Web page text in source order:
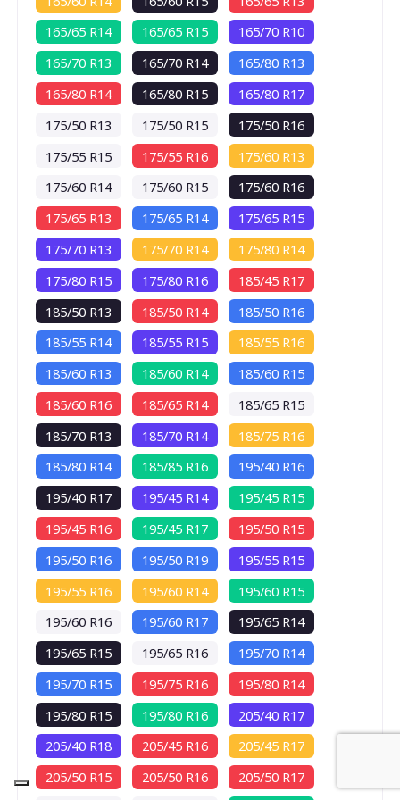
70db
B
C
69db
165/65 R14
165/65 R15
165/70 R10
165/70 R13
165/70 R14
165/80 R13
165/80 R14
165/80 R15
165/80 R17
175/50 R13
175/50 R15
175/50 R16
175/55 R15
175/55 R16
175/60 R13
175/60 R14
175/60 R15
175/60 R16
175/65 R13
175/65 R14
175/65 R15
175/70 R13
175/70 R14
175/80 R14
175/80 R15
175/80 R16
185/45 R17
185/50 R13
185/50 R14
185/50 R16
185/55 R14
185/55 R15
185/55 R16
185/60 R13
185/60 R14
185/60 R15
185/60 R16
185/65 R14
185/65 R15
185/70 R13
185/70 R14
185/75 R16
185/80 R14
185/85 R16
195/40 R16
195/40 R17
195/45 R14
195/45 R15
195/45 R16
195/45 R17
195/50 R15
195/50 R16
195/50 R19
195/55 R15
195/55 R16
195/60 R14
195/60 R15
195/60 R16
195/60 R17
195/65 R14
195/65 R15
195/65 R16
195/70 R14
195/70 R15
195/75 R16
195/80 R14
195/80 R15
195/80 R16
205/40 R17
205/40 R18
205/45 R16
205/45 R17
205/50 R15
205/50 R16
205/50 R17